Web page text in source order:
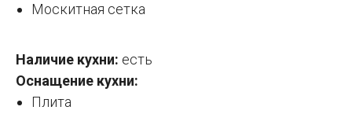
Москитная сетка
Наличие кухни: есть
Оснащение кухни:
Плита